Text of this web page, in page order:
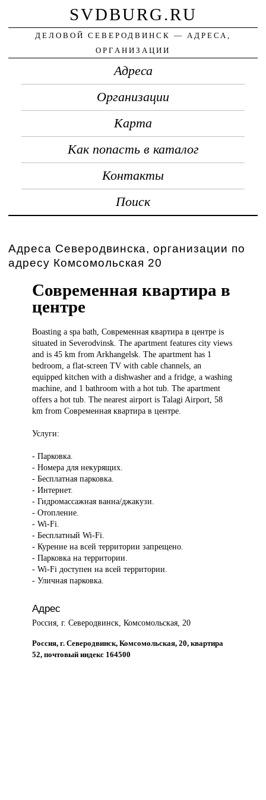
SVDBURG.RU
ДЕЛОВОЙ СЕВЕРОДВИНСК — АДРЕСА,
ОРГАНИЗАЦИИ
Адреса
Организации
Карта
Как попасть в каталог
Контакты
Поиск
Адреса Северодвинска, организации по
адресу Комсомольская 20
Современная квартира в
центре
Boasting aspa bath, Современная квартира в центре is
situated in Severodvinsk. The apartment features city views
and is 45 km from Arkhangelsk. The apartment has 1
bedroom, a flat-screen TV with cable channels, an
equipped kitchen with a dishwasher and a fridge, a washing
machine, and 1 bathroom with a hot tub. The apartment
offers a hot tub. The nearest airport is Talagi Airport, 58
km from Современная квартира в центре.
Услуги:
- Парковка.
- Номера для некурящих.
- Бесплатная парковка.
- Интернет.
- Гидромассажная ванна/джакузи.
- Отопление.
- Wi-Fi.
- Бесплатный Wi-Fi.
- Курение на всей территории запрещено.
- Парковка на территории.
- Wi-Fi доступен на всей территории.
- Уличная парковка.
Адрес
Россия, г. Северодвинск, Комсомольская, 20
Россия, г. Северодвинск, Комсомольская, 20, квартира
52, почтовый индекс 164500